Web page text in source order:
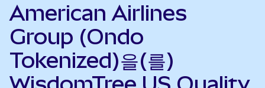
American Airlines
Group (Ondo
Tokenized)을(를)